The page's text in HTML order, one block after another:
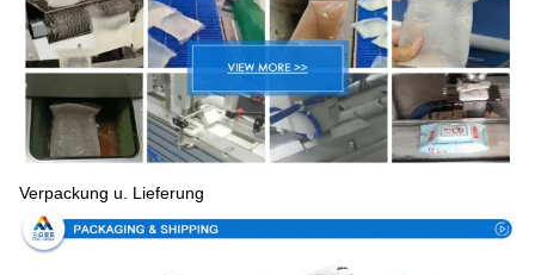
Verpackung u. Lieferung